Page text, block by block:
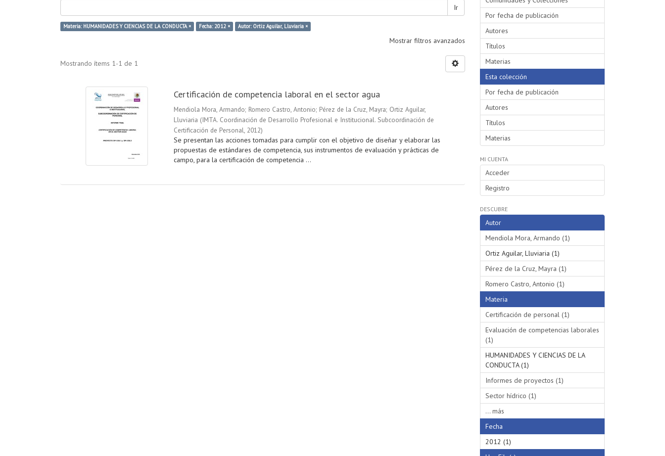
Ir
Materia: HUMANIDADES Y CIENCIAS DE LA CONDUCTA × Fecha: 2012 × Autor: Ortiz Aguilar, Lluviaria ×
Mostrar filtros avanzados
Mostrando ítems 1-1 de 1
Certificación de competencia laboral en el sector agua
Mendiola Mora, Armando; Romero Castro, Antonio; Pérez de la Cruz, Mayra; Ortiz Aguilar,
Lluviaria (IMTA. Coordinación de Desarrollo Profesional e Institucional. Subcoordinación de
Certificación de Personal, 2012)
Se presentan las acciones tomadas para cumplir con el objetivo de diseñar y elaborar las
propuestas de estándares de competencia, sus instrumentos de evaluación y prácticas de
campo, para la certificación de competencia ...
Por fecha de publicación
Autores
Títulos
Materias
Esta colección
Por fecha de publicación
Autores
Títulos
Materias
MI CUENTA
Acceder
Registro
DESCUBRE
Autor
Mendiola Mora, Armando (1)
Ortiz Aguilar, Lluviaria (1)
Pérez de la Cruz, Mayra (1)
Romero Castro, Antonio (1)
Materia
Certificación de personal (1)
Evaluación de competencias laborales
(1)
HUMANIDADES Y CIENCIAS DE LA
CONDUCTA (1)
Informes de proyectos (1)
Sector hídrico (1)
... más
Fecha
2012 (1)